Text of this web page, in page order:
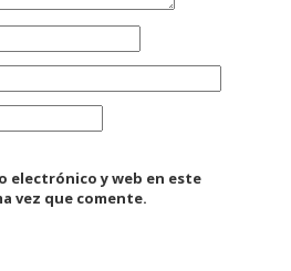
electrónico y web en este
vez que comente.